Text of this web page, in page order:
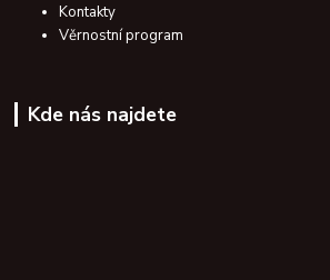
Kontakty
Věrnostní program
Kde nás najdete